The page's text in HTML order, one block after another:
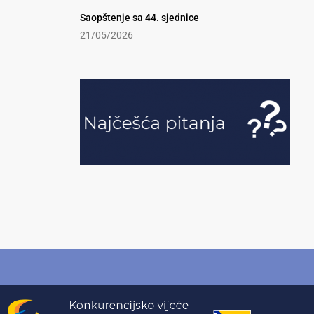
Saopštenje sa 44. sjednice
21/05/2026